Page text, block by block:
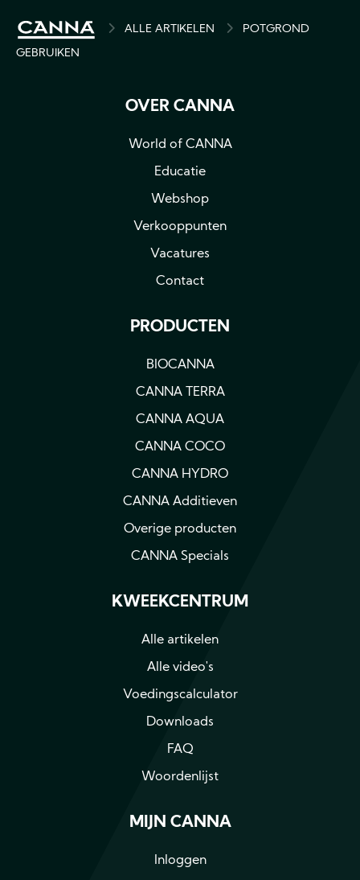
BREADCRUMBALLE ARTIKELEN
POTGROND
GEBRUIKEN
OVER CANNA
World of CANNA
Educatie
Webshop
Verkooppunten
Vacatures
Contact
PRODUCTEN
BIOCANNA
CANNA TERRA
CANNA AQUA
CANNA COCO
CANNA HYDRO
CANNA Additieven
Overige producten
CANNA Specials
KWEEKCENTRUM
Alle artikelen
Alle video's
Voedingscalculator
Downloads
FAQ
Woordenlijst
MIJN CANNA
Inloggen